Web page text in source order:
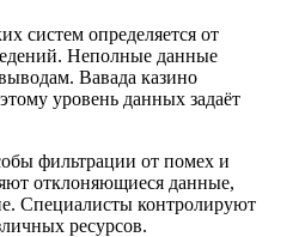
систем определяется от
Неполные данные
Вавада казино
уровень данных задаёт
фильтрации от помех и
отклоняющиеся данные,
Специалисты контролируют
ресурсов.